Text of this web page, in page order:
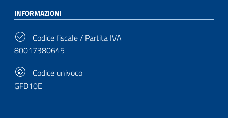
INFORMAZIONI
Codice fiscale / Partita IVA
80017380645
Codice univoco
GFD10E